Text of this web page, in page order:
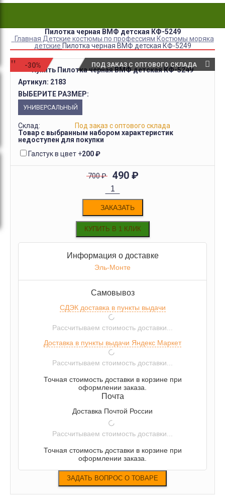
Пилотка черная ВМФ детская КФ-5249
Главная Детские костюмы по профессиям Костюмы моряка
детские Пилотка черная ВМФ детская КФ-5249
-30% ПОД ЗАКАЗ С ОПТОВОГО СКЛАДА
Купить Пилотка черная ВМФ детская КФ-5249
Артикул: 2183
ВЫБЕРИТЕ РАЗМЕР:
УНИВЕРСАЛЬНЫЙ
Склад:
Под заказ с оптового склада
Товар с выбранным набором характеристик
недоступен для покупки
Галстук в цвет +200₽
700₽ 490 ₽
ЗАКАЗАТЬ
Информация о доставке
Эль-Монте
Самовывоз
СДЭК доставка в пункты выдачи
Рассчитываем стоимость доставки...
Доставка в пункты выдачи Яндекс Маркет
Рассчитываем стоимость доставки...
Точная стоимость доставки в корзине при
оформлении заказа.
Почта
Доставка Почтой России
Рассчитываем стоимость доставки...
Точная стоимость доставки в корзине при
оформлении заказа.